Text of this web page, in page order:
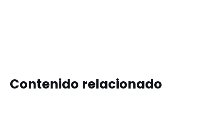
Contenido relacionado